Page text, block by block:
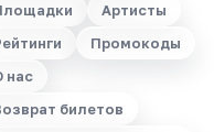
Артисты
Промокоды
нас
билетов